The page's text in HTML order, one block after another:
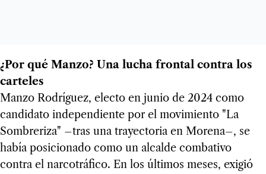
¿Por qué Manzo? Una lucha frontal contra los
carteles
Manzo Rodríguez, electo en junio de 2024 como
candidato independiente por el movimiento "La
Sombreriza" –tras una trayectoria en Morena–, se
había posicionado como un alcalde combativo
contra el narcotráfico. En los últimos meses, exigió